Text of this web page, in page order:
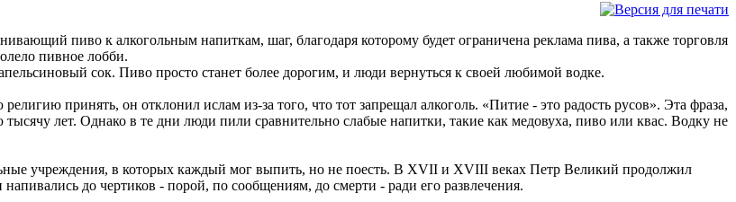
пиво к алкогольным напиткам, шаг, благодаря которому будет ограничена реклама пива, а также торговля
пивное лобби.
сок. Пиво просто станет более дорогим, и люди вернуться к своей любимой водке.
принять, он отклонил ислам из-за того, что тот запрещал алкоголь. «Питие - это радость русов». Эта фраза,
лет. Однако в те дни люди пили сравнительно слабые напитки, такие как медовуха, пиво или квас. Водку не
учреждения, в которых каждый мог выпить, но не поесть. В XVII и XVIII веках Петр Великий продолжил
до чертиков - порой, по сообщениям, до смерти - ради его развлечения.